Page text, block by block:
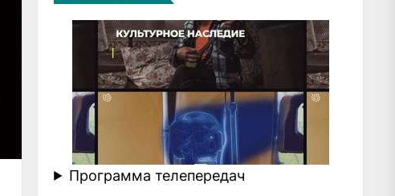
Программа телепередач